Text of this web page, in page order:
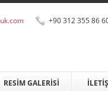
+90 312 355 86
RESİM GALERİSİ